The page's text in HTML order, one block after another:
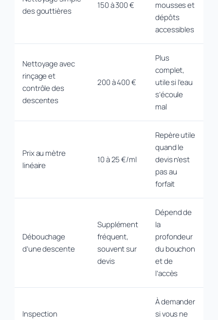
des gouttières
150 à 300 €
mousses et
dépôts
accessibles
Nettoyage avec
rinçage et
contrôle des
descentes
200 à 400 €
Plus
complet,
utile si l’eau
s’écoule
mal
Prix au mètre
linéaire
10 à 25 €/ml
Repère utile
quand le
devis n’est
pas au
forfait
Débouchage
d’une descente
Supplément
fréquent,
souvent sur
devis
Dépend de
la
profondeur
du bouchon
et de
l’accès
Inspection
À demander
si vous ne